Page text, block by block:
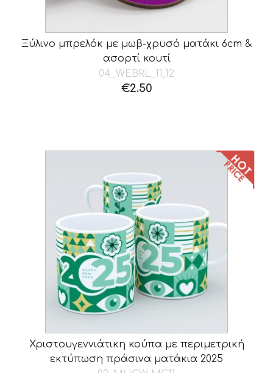
Ξύλινο μπρελόκ με μωβ-χρυσό ματάκι 6cm &
ασορτί κουτί
04_WEBRL_11,12
€2.50
Χριστουγεννιάτικη κούπα με περιμετρική
εκτύπωση πράσινα ματάκια 2025